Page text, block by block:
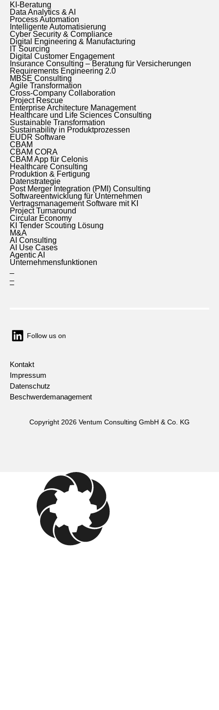
KI-Beratung
Data Analytics & AI
Process Automation
Intelligente Automatisierung
Cyber Security & Compliance
Digital Engineering & Manufacturing
IT Sourcing
Digital Customer Engagement
Insurance Consulting – Beratung für Versicherungen
Requirements Engineering 2.0
MBSE Consulting
Agile Transformation
Cross-Company Collaboration
Project Rescue
Enterprise Architecture Management
Healthcare und Life Sciences Consulting
Sustainable Transformation
Sustainability in Produktprozessen
EUDR Software
CBAM
CBAM CORA
CBAM App für Celonis
Healthcare Consulting
Produktion & Fertigung
Datenstrategie
Post Merger Integration (PMI) Consulting
Softwareentwicklung für Unternehmen
Vertragsmanagement Software mit KI
Project Turnaround
Circular Economy
KI Tender Scouting Lösung
M&A
AI Consulting
AI Use Cases
Agentic AI
Unternehmensfunktionen
–
Follow us on
Kontakt
Impressum
Datenschutz
Beschwerdemanagement
Copyright 2026 Ventum Consulting GmbH & Co. KG